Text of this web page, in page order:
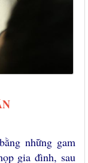
những gam
gia đình, sau